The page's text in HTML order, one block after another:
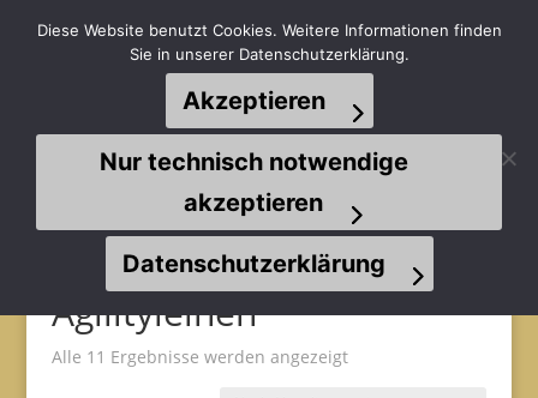
Seite wählen
Leinen/ Agilityleinen
Agilityleinen
Alle 11 Ergebnisse werden angezeigtNach
Diese Website benutzt Cookies. Weitere Informationen finden
Sie in unserer Datenschutzerklärung.
Akzeptieren
Nur technisch notwendige
akzeptieren
Datenschutzerklärung